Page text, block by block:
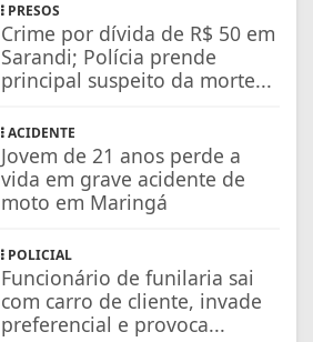
PRESOS
Crime por dívida de R$ 50 em
Sarandi; Polícia prende
principal suspeito da morte...
ACIDENTE
Jovem de 21 anos perde a
vida em grave acidente de
moto em Maringá
POLICIAL
Funcionário de funilaria sai
com carro de cliente, invade
preferencial e provoca...